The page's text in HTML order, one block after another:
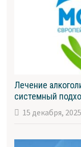
Лечение
системный
15 декабря, 2025